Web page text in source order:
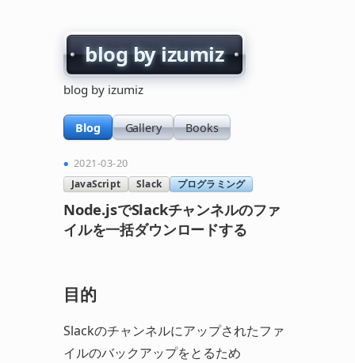
blog by izumiz
blog by izumiz
Blog Gallery Books
2021-03-20
JavaScript Slack プログラミング
Node.jsでSlackチャンネルのファ
イルを一括ダウンロードする
目的
Slackのチャンネルにアップされたファ
イルのバックアップをとるため